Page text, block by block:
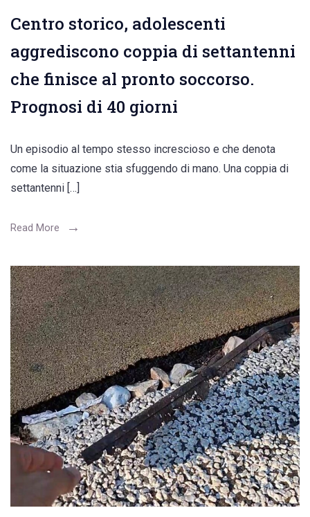
Centro storico, adolescenti
aggrediscono coppia di settantenni
che finisce al pronto soccorso.
Prognosi di 40 giorni
Un episodio al tempo stesso increscioso e che denota
come la situazione stia sfuggendo di mano. Una coppia di
settantenni […]
Read More